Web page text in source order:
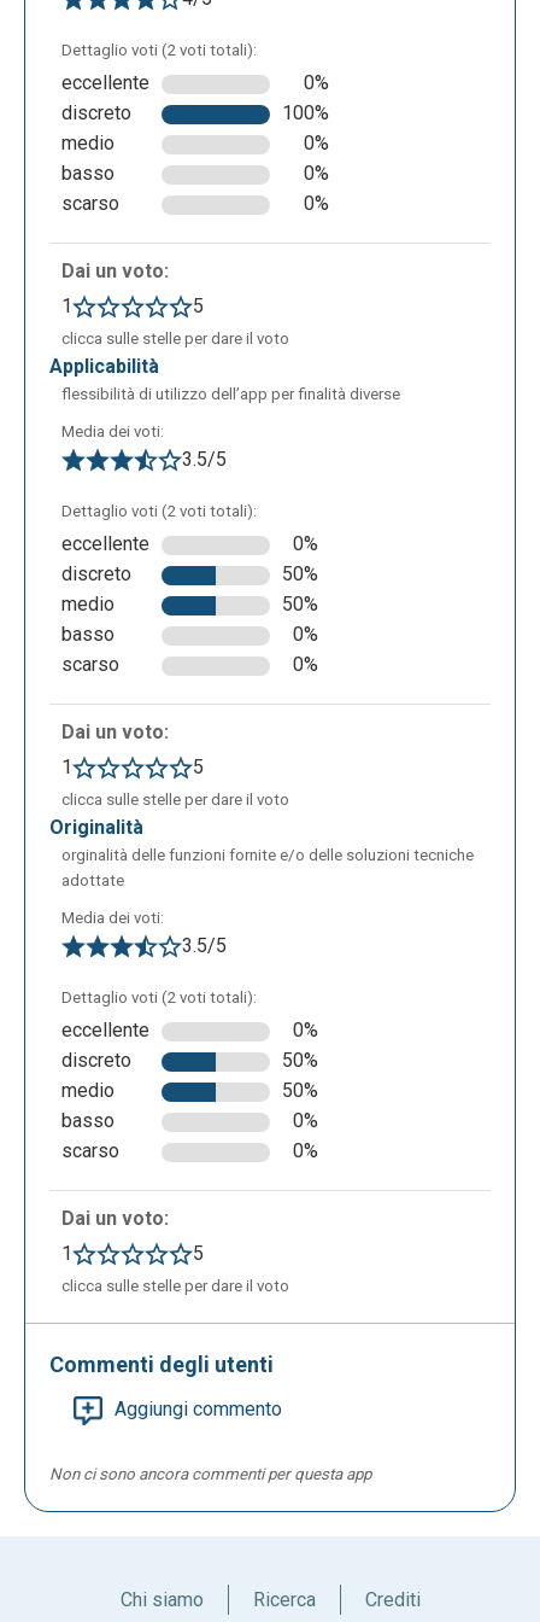
Dettaglio voti (2 voti totali):
eccellente
0%
discreto
100%
medio
0%
basso
0%
scarso
0%
Dai un voto:
1
5
clicca sulle stelle per dare il voto
applicabilità
flessibilità di utilizzo dell’app per finalità diverse
Media dei voti:
3.5/5
Dettaglio voti (2 voti totali):
eccellente
0%
discreto
50%
medio
50%
basso
0%
scarso
0%
Dai un voto:
1
5
clicca sulle stelle per dare il voto
originalità
orginalità delle funzioni fornite e/o delle soluzioni tecniche
adottate
Media dei voti:
3.5/5
Dettaglio voti (2 voti totali):
eccellente
0%
discreto
50%
medio
50%
basso
0%
scarso
0%
Dai un voto:
1
5
clicca sulle stelle per dare il voto
Commenti degli utenti
Aggiungi commento
Non ci sono ancora commenti per questa app
Chi siamo Ricerca Crediti